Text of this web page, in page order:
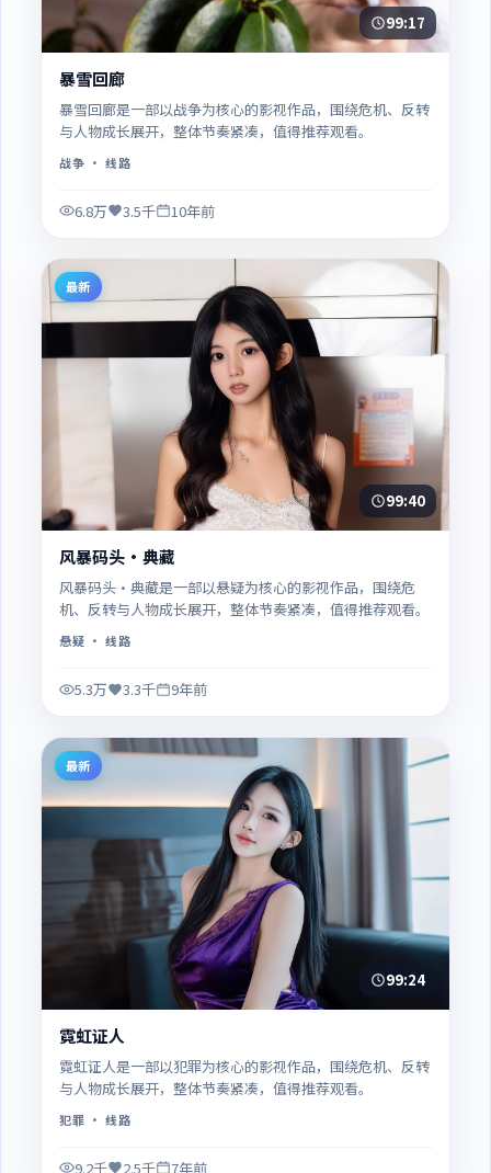
99:17
暴雪回廊
暴雪回廊是一部以战争为核心的影视作品，围绕危机、反转
与人物成长展开，整体节奏紧凑，值得推荐观看。
战争 · 线路
6.8万 3.5千 10年前
最新
99:40
风暴码头·典藏
风暴码头·典藏是一部以悬疑为核心的影视作品，围绕危
机、反转与人物成长展开，整体节奏紧凑，值得推荐观看。
悬疑 · 线路
5.3万 3.3千 9年前
最新
99:24
霓虹证人
霓虹证人是一部以犯罪为核心的影视作品，围绕危机、反转
与人物成长展开，整体节奏紧凑，值得推荐观看。
犯罪 · 线路
9.2千 2.5千 7年前